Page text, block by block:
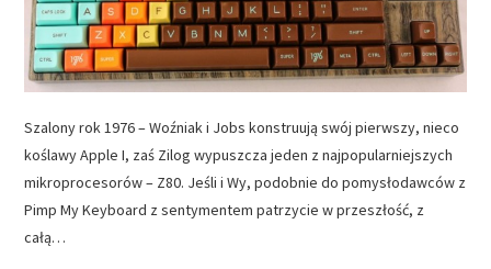
Szalony rok 1976 – Woźniak i Jobs konstruują swój pierwszy, nieco
koślawy Apple I, zaś Zilog wypuszcza jeden z najpopularniejszych
mikroprocesorów – Z80. Jeśli i Wy, podobnie do pomysłodawców z
Pimp My Keyboard z sentymentem patrzycie w przeszłość, z
całą…